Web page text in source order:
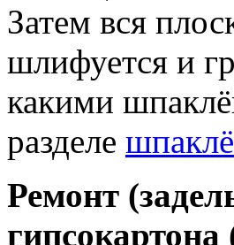
Затем вся
шлифуется и
какими
разделе
Ремонт